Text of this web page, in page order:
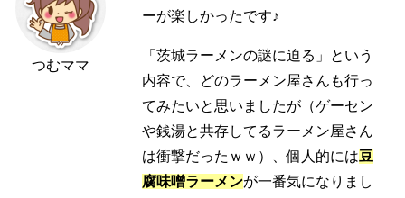
つむママ
ーが楽しかったです♪
「茨城ラーメンの謎に迫る」という
内容で、どのラーメン屋さんも行っ
てみたいと思いましたが（ゲーセン
や銭湯と共存してるラーメン屋さん
は衝撃だったｗｗ）、個人的には豆
腐味噌ラーメンが一番気になりまし